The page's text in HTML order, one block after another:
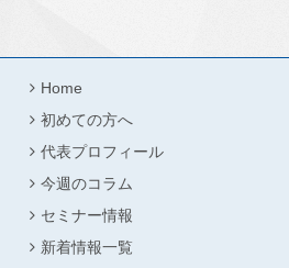
Home
初めての方へ
代表プロフィール
今週のコラム
セミナー情報
新着情報一覧